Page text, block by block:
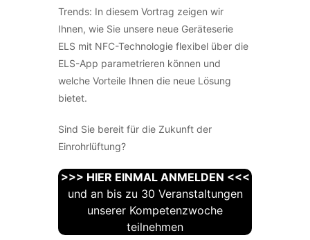
Trends: In diesem Vortrag zeigen wir
Ihnen, wie Sie unsere neue Geräteserie
ELS mit NFC-Technologie flexibel über die
ELS-App parametrieren können und
welche Vorteile Ihnen die neue Lösung
bietet.
Sind Sie bereit für die Zukunft der
Einrohrlüftung?
>>> HIER EINMAL ANMELDEN <<<
und an bis zu 30 Veranstaltungen
unserer Kompetenzwoche
teilnehmen